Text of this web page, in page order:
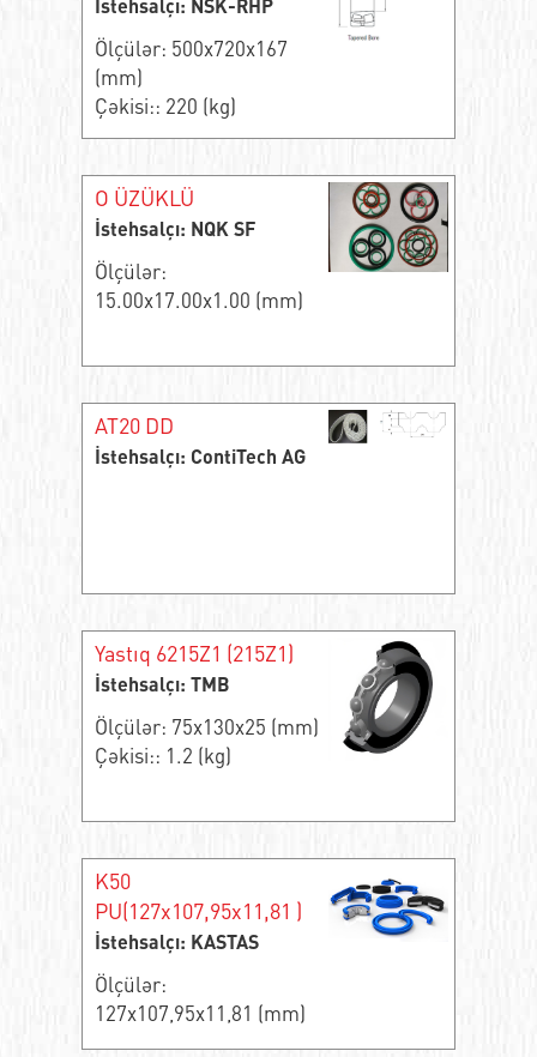
İstehsalçı: NSK-RHP
Ölçülər: 500x720x167
(mm)
Çəkisi:: 220 (kg)
O ÜZÜKLÜ
İstehsalçı: NQK SF
Ölçülər:
15.00x17.00x1.00 (mm)
AT20 DD
İstehsalçı: ContiTech AG
Yastıq 6215Z1 (215Z1)
İstehsalçı: TMB
Ölçülər: 75x130x25 (mm)
Çəkisi:: 1.2 (kg)
K50
PU(127x107,95x11,81 )
İstehsalçı: KASTAS
Ölçülər:
127x107,95x11,81 (mm)